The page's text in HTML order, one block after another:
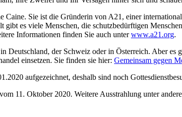
Sie ist die Gründerin von A21, einer
gibt es viele Menschen, die schutzbedürftigen
Informationen finden Sie auch unterwww.a21.org.
Deutschland, der Schweiz oder in Österreich. Aber
einsetzen. Sie finden sie hier: Gemeinsam gegen
aufgezeichnet, deshalb sind noch
11. Oktober 2020. Weitere Ausstrahlung unter